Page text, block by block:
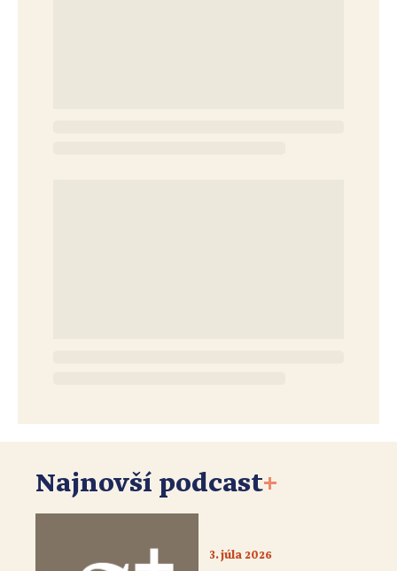
Najnovší podcast+
3. júla 2026